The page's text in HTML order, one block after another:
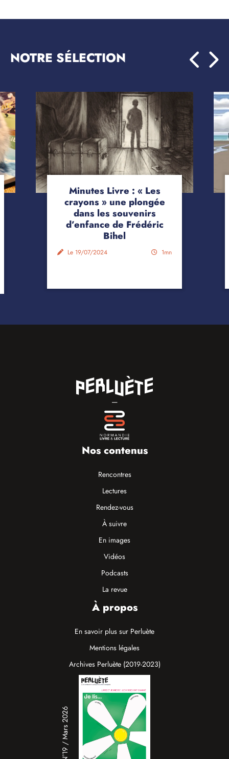
NOTRE SÉLECTION
Minutes Livre : « Les
crayons » une plongée
dans les souvenirs
d’enfance de Frédéric
Bihel
Le 19/07/2024 1mn
—
Nos contenus
Rencontres
Lectures
Rendez-vous
À suivre
En images
Vidéos
Podcasts
La revue
À propos
En savoir plus sur Perluète
Mentions légales
Archives Perluète (2019-2023)
N°19 / Mars 2026